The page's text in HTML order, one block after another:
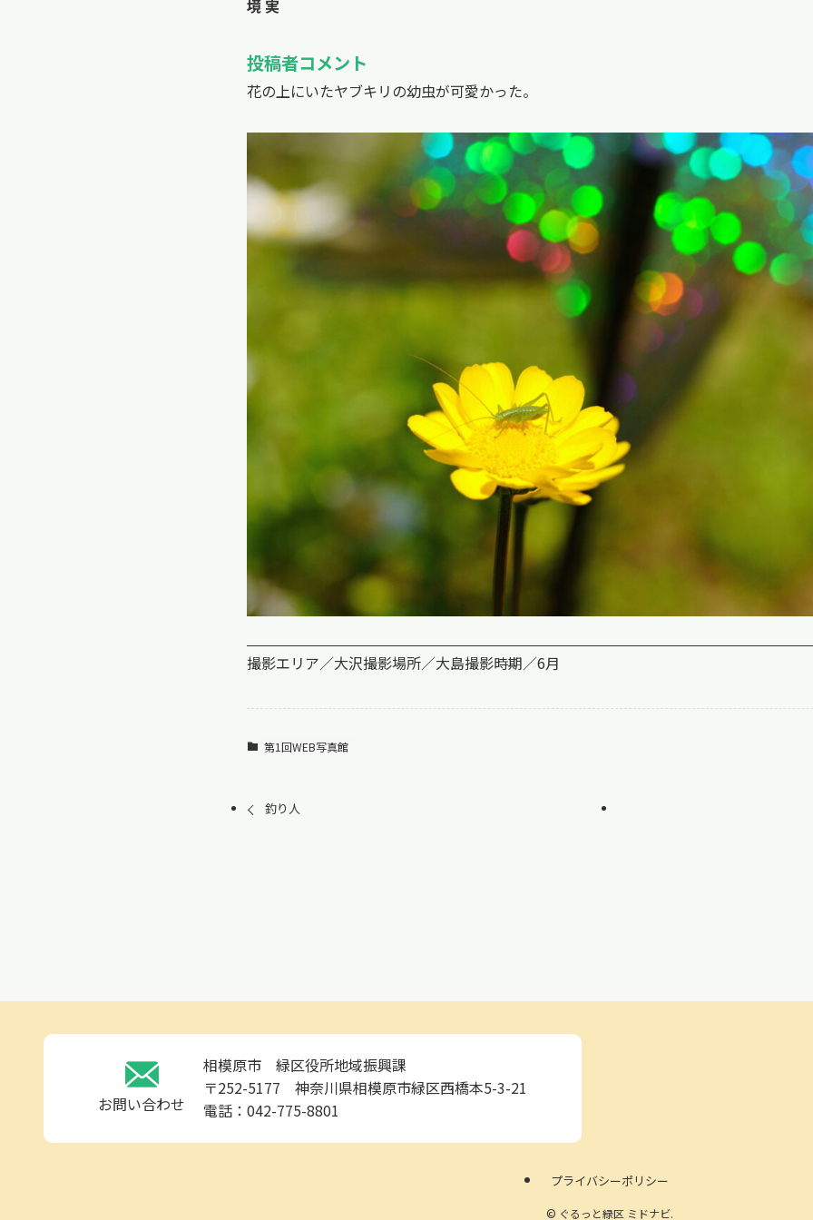
境 実
投稿者コメント
花の上にいたヤブキリの幼虫が可愛かった。
撮影エリア／大沢撮影場所／大島撮影時期／6月
第1回WEB写真館
釣り人
お問い合わせ
相模原市 緑区役所地域振興課
〒252-5177 神奈川県相模原市緑区西橋本5-3-21
電話：042-775-8801
プライバシーポリシー
© ぐるっと緑区 ミドナビ.